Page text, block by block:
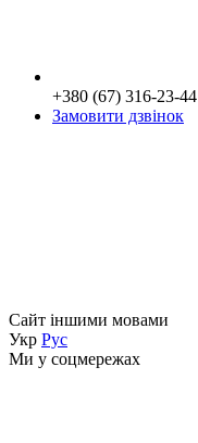
+380 (67) 316-23-44
Замовити дзвінок
Сайт іншими мовами
Укр Рус
Ми у соцмережах